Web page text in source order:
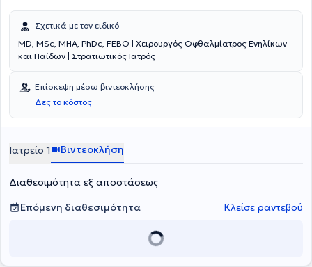
Σχετικά με τον ειδικό
MD, MSc, MHA, PhDc, FEBO | Χειρουργός Οφθαλμίατρος Ενηλίκων
και Παίδων | Στρατιωτικός Ιατρός
Επίσκεψη μέσω βιντεοκλήσης
Δες το κόστος
Ιατρείο 1 Βιντεοκλήση
Διαθεσιμότητα εξ αποστάσεως
Επόμενη διαθεσιμότητα
Κλείσε ραντεβού